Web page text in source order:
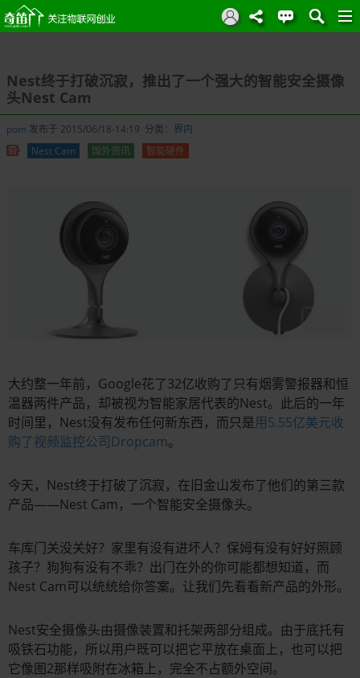
Nest终于打破沉寂，推出了一个强大的智能安全摄像
头Nest Cam
pom 发布于 2015/06/18-14:19 分类： 界内
Nest Cam
国外资讯 智能硬件
大约整一年前，Google花了32亿收购了只有烟雾警报器和恒
温器两件产品，却被视为智能家居代表的Nest。此后的一年
时间里，Nest没有发布任何新东西，而只是用5.55亿美元收
购了视频监控公司Dropcam。
今天，Nest终于打破了沉寂，在旧金山发布了他们的第三款
产品——Nest Cam，一个智能安全摄像头。
车库门关没关好？家里有没有进坏人？保姆有没有好好照顾
孩子？狗狗有没有不乖？出门在外的你可能都想知道，而
Nest Cam可以统统给你答案。让我们先看看新产品的外形。
Nest安全摄像头由摄像装置和托架两部分组成。由于底托有
吸铁石功能，所以用户既可以把它平放在桌面上，也可以把
它像图2那样吸附在冰箱上，完全不占额外空间。